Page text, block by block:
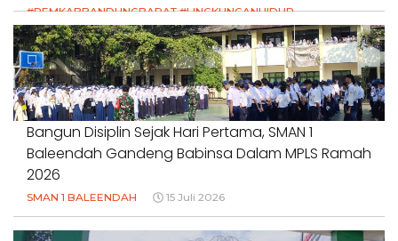
#PEMKABBANDUNGBARAT #LINGKUNGANHIDUP
#HAKPETANI #KEADILANUNTUKPETANI
#NORMALISASISALURAN #IRIGASIRUSAK
#DUGAANPENCEMARAN #AKUNTABILITASPEMERINTAH
18 Juli 2026
Bangun Disiplin Sejak Hari Pertama, SMAN 1
Baleendah Gandeng Babinsa Dalam MPLS Ramah
2026
SMAN 1 BALEENDAH 15 Juli 2026